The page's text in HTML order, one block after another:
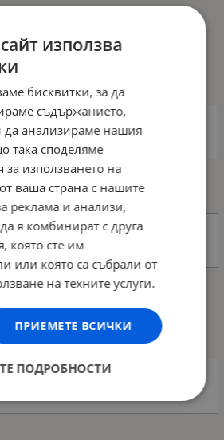
използва
бисквитки, за да
съдържанието,
да анализираме нашия
така споделяме
използването на
ваша страна с нашите
реклама и анализи,
я комбинират с друга
която сте им
или която са събрали от
на техните услуги.
ПРИЕМЕТЕ ВСИЧКИ
ПОДРОБНОСТИ